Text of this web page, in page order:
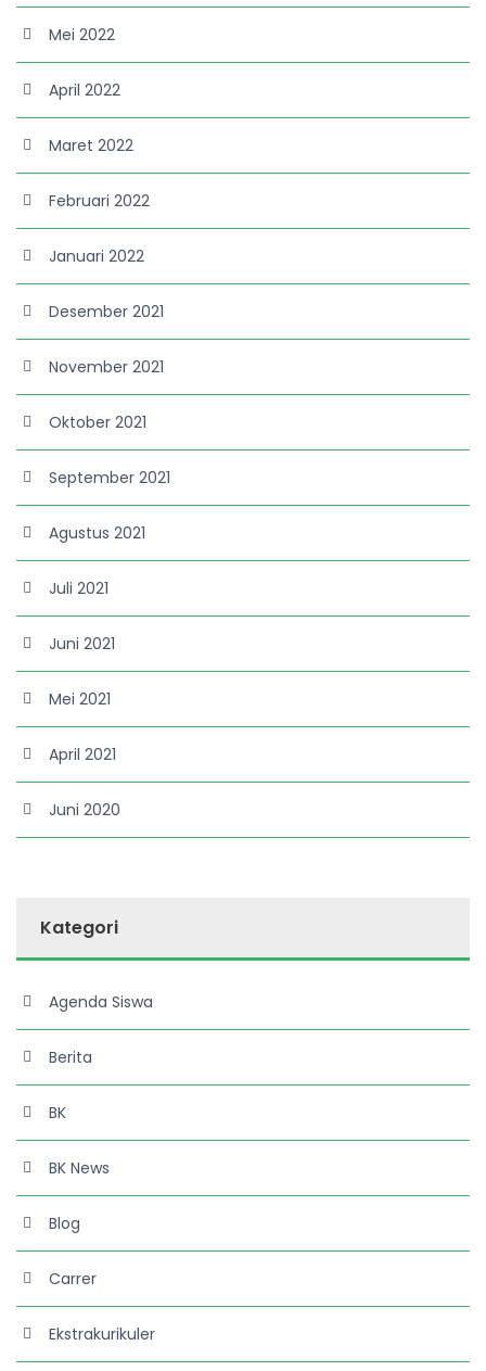
Mei 2022
April 2022
Maret 2022
Februari 2022
Januari 2022
Desember 2021
November 2021
Oktober 2021
September 2021
Agustus 2021
Juli 2021
Juni 2021
Mei 2021
April 2021
Juni 2020
Kategori
Agenda Siswa
Berita
BK
BK News
Blog
Carrer
Ekstrakurikuler